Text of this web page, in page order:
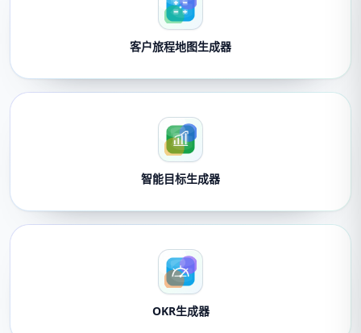
客户旅程地图生成器
智能目标生成器
OKR生成器